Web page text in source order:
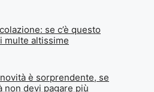
se c’è questo
multe altissime
è sorprendente, se
non devi pagare più